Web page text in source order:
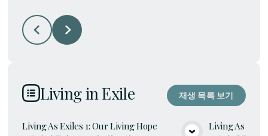
Living in Exile 재생 목록 보기
Living As Exiles 1: Our Living Hope Living As